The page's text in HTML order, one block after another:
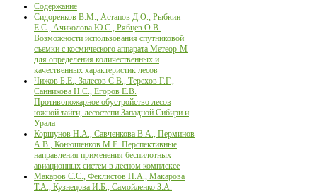
Содержание
Сидоренков В.М., Астапов Д.О., Рыбкин
Е.С., Ачиколова Ю.С., Рябцев О.В.
Возможности использования спутниковой
съемки с космического аппарата Метеор-М
для определения количественных и
качественных характеристик лесов
Чижов Б.Е., Залесов С.В., Терехов Г.Г.,
Санникова Н.С., Егоров Е.В.
Противопожарное обустройство лесов
южной тайги, лесостепи Западной Сибири и
Урала
Коршунов Н.А., Савченкова В.А., Перминов
А.В., Конюшенков М.Е. Перспективные
направления применения беспилотных
авиационных систем в лесном комплексе
Макаров С.С., Феклистов П.А., Макарова
Т.А., Кузнецова И.Б., Самойленко З.А.